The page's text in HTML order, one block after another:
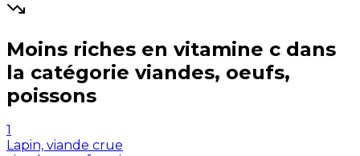
Moins riches en vitamine c dans
la catégorie viandes, oeufs,
poissons
1
Lapin, viande crue